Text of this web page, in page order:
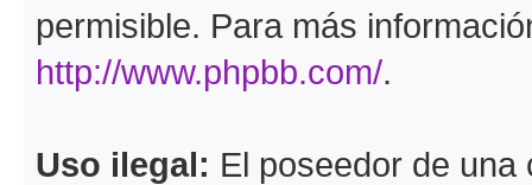
permisible. Para más
http://www.phpbb.com/.
Uso ilegal: El poseedor de